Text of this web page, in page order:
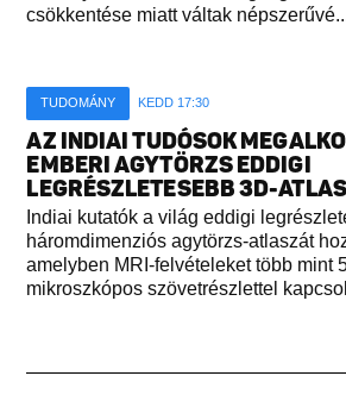
csökkentése miatt váltak
TUDOMÁNY KEDD 17:30
AZ INDIAI TUDÓSOK
EMBERI AGYTÖRZS EDDIGI
LEGRÉSZLETESEBB 3D-
Indiai kutatók a világ eddigi
háromdimenziós agytörzs-atlaszát
amelyben MRI-felvételeket több mint
mikroszkópos szövetrészlettel